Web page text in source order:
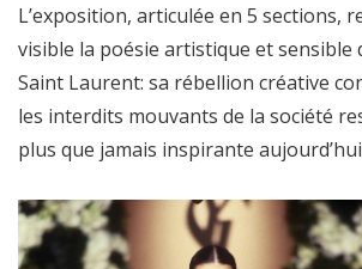
L’exposition, articulée en 5 sections,
visible la poésie artistique et sensible
Saint Laurent: sa rébellion créative
les interdits mouvants de la société
plus que jamais inspirante